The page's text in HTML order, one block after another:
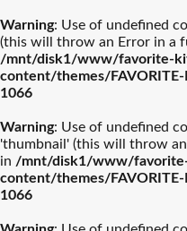
Warning: Use of undefined
(this will throw an Error in a
/mnt/disk1/www/favorite-
content/themes/
1066
Warning: Use of undefined
'thumbnail' (this will throw
in /mnt/disk1/www/
content/themes/
1066